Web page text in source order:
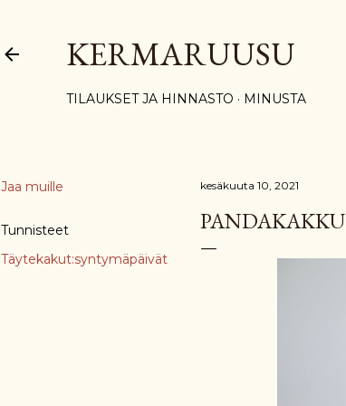
KERMARUUSU
TILAUKSET JA HINNASTO MINUSTA
Jaa muille
Tunnisteet
Täytekakut:syntymäpäivät
kesäkuuta 10, 2021
PANDAKAKKU